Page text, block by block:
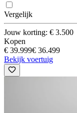
Vergelijk
Jouw korting: € 3.500
Kopen
€ 39.999€ 36.499
Bekijk voertuig